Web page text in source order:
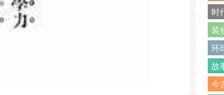
时
装
环
故
今